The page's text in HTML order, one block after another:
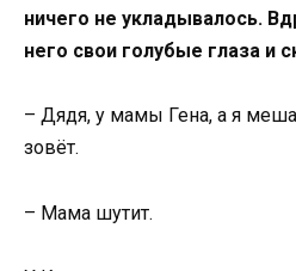
ничего не укладывалось.
него свои голубые глаза и
– Дядя, у мамы Гена, а я
зовёт.
– Мама шутит.